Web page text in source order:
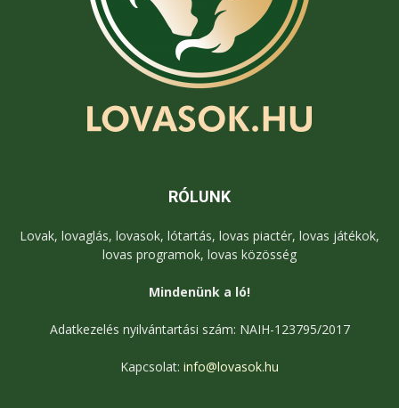
RÓLUNK
Lovak, lovaglás, lovasok, lótartás, lovas piactér, lovas játékok,
lovas programok, lovas közösség
Mindenünk a ló!
Adatkezelés nyilvántartási szám: NAIH-123795/2017
Kapcsolat: info@lovasok.hu